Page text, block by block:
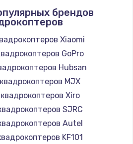
брендов
Xiaomi
GoPro
Hubsan
MJX
Xiro
SJRC
Autel
KF101